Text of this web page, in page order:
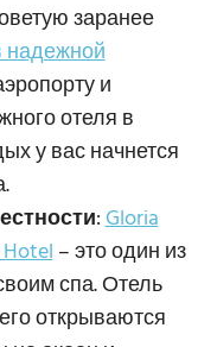
заранее
надежной
и
отеля в
у вас начнется
:Gloria
– это один из
спа. Отель
открываются